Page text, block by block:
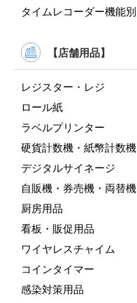
タイムレコーダー機能別
【店舗用品】
レジスター・レジ
ロール紙
ラベルプリンター
硬貨計数機・紙幣計数機
デジタルサイネージ
自販機・券売機・両替機
厨房用品
看板・販促用品
ワイヤレスチャイム
コインタイマー
感染対策用品